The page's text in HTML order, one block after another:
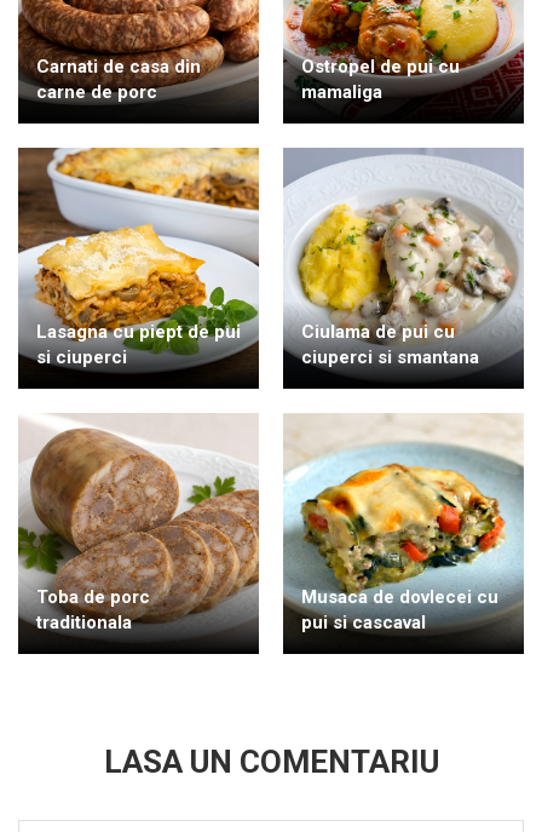
Carnati de casa din
carne de porc
Ostropel de pui cu
mamaliga
Lasagna cu piept de pui
si ciuperci
Ciulama de pui cu
ciuperci si smantana
Toba de porc
traditionala
Musaca de dovlecei cu
pui si cascaval
LASA UN COMENTARIU